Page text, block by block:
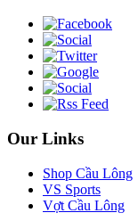
Our Links
Shop Cầu Lông
VS Sports
Vợt Cầu Lông